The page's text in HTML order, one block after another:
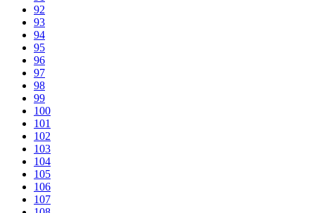
92
93
94
95
96
97
98
99
100
101
102
103
104
105
106
107